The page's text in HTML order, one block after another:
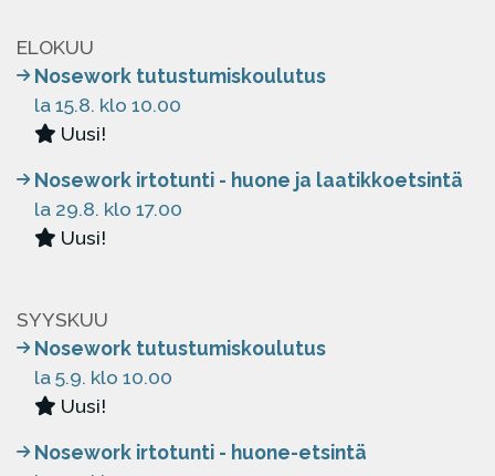
ELOKUU
Nosework tutustumiskoulutus
la 15.8. klo 10.00
Uusi!
Nosework irtotunti - huone ja laatikkoetsintä
la 29.8. klo 17.00
Uusi!
SYYSKUU
Nosework tutustumiskoulutus
la 5.9. klo 10.00
Uusi!
Nosework irtotunti - huone-etsintä